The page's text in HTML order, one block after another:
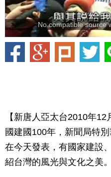
No compatible source
【新唐人亞太台2010年
國建國100年，新聞局特
在今天發表，有國家建設
紹台灣的風光與文化之美。